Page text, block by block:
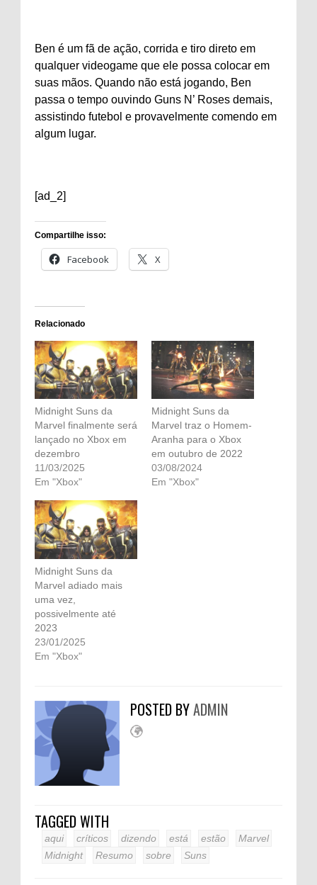
Ben é um fã de ação, corrida e tiro direto em
qualquer videogame que ele possa colocar em
suas mãos. Quando não está jogando, Ben
passa o tempo ouvindo Guns N’ Roses demais,
assistindo futebol e provavelmente comendo em
algum lugar.
[ad_2]
Compartilhe isso:
Facebook X
Relacionado
Midnight Suns da
Marvel finalmente será
lançado no Xbox em
dezembro
11/03/2025
Em "Xbox"
Midnight Suns da
Marvel traz o Homem-
Aranha para o Xbox
em outubro de 2022
03/08/2024
Em "Xbox"
Midnight Suns da
Marvel adiado mais
uma vez,
possivelmente até
2023
23/01/2025
Em "Xbox"
POSTED BYADMIN
TAGGED WITH
aqui críticos dizendo está estão
Marvel
Midnight
Resumo sobre Suns